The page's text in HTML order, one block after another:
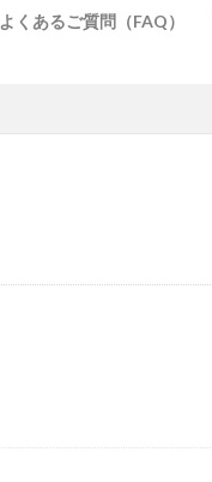
よくあるご質問（FAQ）